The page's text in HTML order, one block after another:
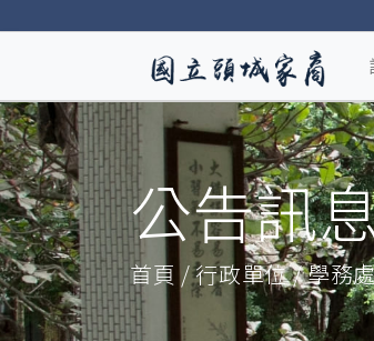
公告訊
首頁 / 行政單位 / 學務